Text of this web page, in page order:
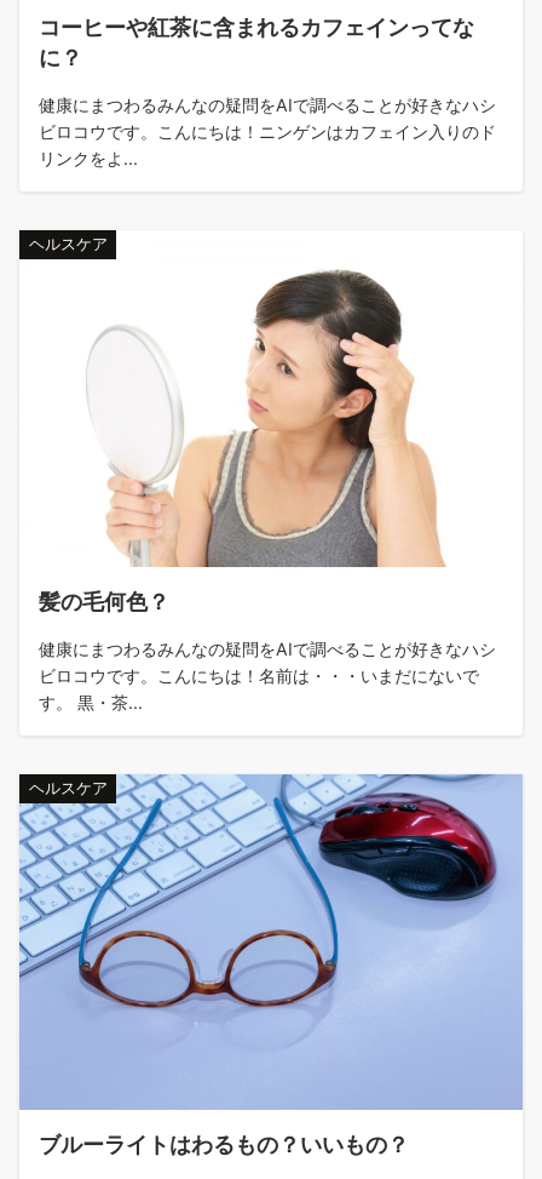
コーヒーや紅茶に含まれるカフェインってな
に？
健康にまつわるみんなの疑問をAIで調べることが好きなハシ
ビロコウです。こんにちは！ニンゲンはカフェイン入りのド
リンクをよ...
ヘルスケア
髪の毛何色？
健康にまつわるみんなの疑問をAIで調べることが好きなハシ
ビロコウです。こんにちは！名前は・・・いまだにないで
す。 黒・茶...
ヘルスケア
ブルーライトはわるもの？いいもの？